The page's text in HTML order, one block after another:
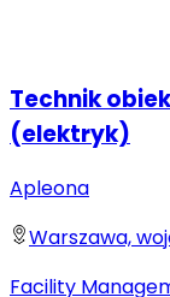
Technik
(elektryk)
Apleona
Warszawa,
Facility